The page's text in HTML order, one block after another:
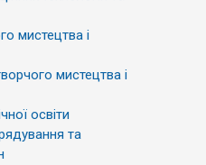
мистецтва і
мистецтва і
освіти
та